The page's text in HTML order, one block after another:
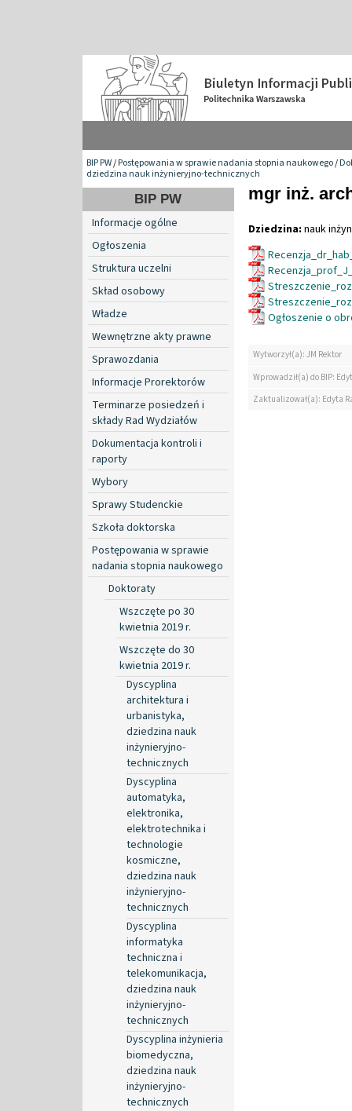
BIP PW/Postępowania w sprawie nadania stopnia naukowego/
dziedzina nauk inżynieryjno-technicznych
BIP PW
Informacje ogólne
Ogłoszenia
Struktura uczelni
Skład osobowy
Władze
Wewnętrzne akty prawne
Sprawozdania
Informacje Prorektorów
Terminarze posiedzeń i
składy Rad Wydziałów
Dokumentacja kontroli i
raporty
Wybory
Sprawy Studenckie
Szkoła doktorska
Postępowania w sprawie
nadania stopnia naukowego
Doktoraty
Wszczęte po 30
kwietnia 2019 r.
Wszczęte do 30
kwietnia 2019 r.
Dyscyplina
architektura i
urbanistyka,
dziedzina nauk
inżynieryjno-
technicznych
Dyscyplina
automatyka,
elektronika,
elektrotechnika i
technologie
kosmiczne,
dziedzina nauk
inżynieryjno-
technicznych
Dyscyplina
informatyka
techniczna i
telekomunikacja,
dziedzina nauk
inżynieryjno-
technicznych
Dyscyplina inżynieria
biomedyczna,
dziedzina nauk
inżynieryjno-
technicznych
mgr inż.
Dziedzina: nauk
Ogłoszenie o
Wytworzył(a): JM Rektor
Wprowadził(a) do BIP:
Zaktualizował(a): Edyta